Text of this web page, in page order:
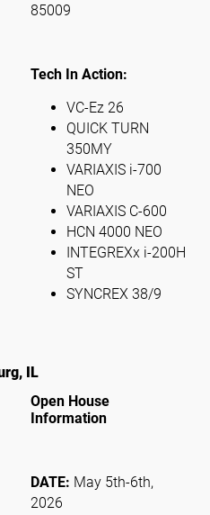
85009
Tech In Action:
VC-Ez 26
QUICK TURN
350MY
VARIAXIS i-700
NEO
VARIAXIS C-600
HCN 4000 NEO
INTEGREXx i-200H
ST
SYNCREX 38/9
IL
Open House
Information
DATE: May 5th-6th,
2026